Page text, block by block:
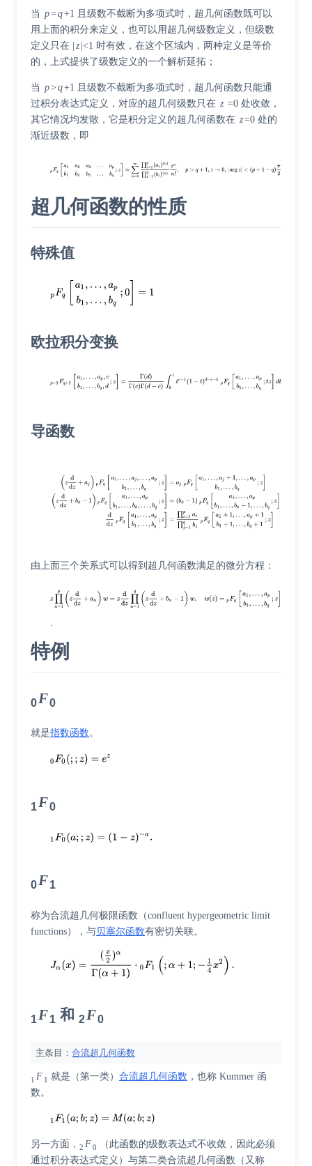
当 p=q+1 且级数不截断为多项式时，超几何函数既可以
用上面的积分来定义，也可以用超几何级数定义，但级数
定义只在 | z |<1 时有效，在这个区域内，两种定义是等价
的，上式提供了级数定义的一个解析延拓；
当 p> q+1 且级数不截断为多项式时，超几何函数只能通
过积分表达式定义，对应的超几何级数只在 z =0 处收敛，
其它情况均发散，它是积分定义的超几何函数在 z=0 处的
渐近级数，即
超几何函数的性质
特殊值
欧拉积分变换
导函数
由上面三个关系式可以得到超几何函数满足的微分方程：
.
特例
0F0
就是指数函数。
1F0
0F1
称为合流超几何极限函数（confluent hypergeometric limit
functions），与贝塞尔函数有密切关联。
1F1 和 2F0
主条目： 合流超几何函数
1 F 1 就是（第一类） 合流超几何函数 ，也称 Kummer 函
数。
另一方面， 2 F0
（此函数的级数表达式不收敛，因此必须
通过积分表达式定义）与第二类合流超几何函数（又称